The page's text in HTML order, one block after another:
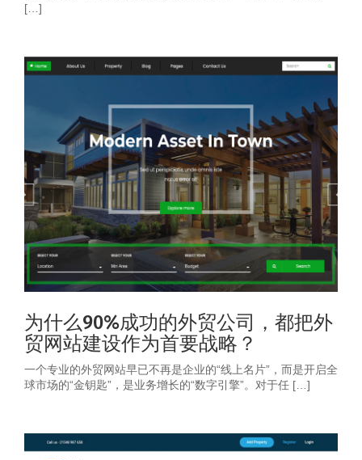
[…]
为什么90%成功的外贸公司，都把外
贸网站建设作为首要战略？
一个专业的外贸网站早已不再是企业的“线上名片”，而是开启全
球市场的“金钥匙”，是业务增长的“数字引擎”。对于任 […]